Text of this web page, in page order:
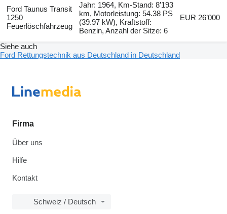
Ford Taunus Transit
1250
Feuerlöschfahrzeug
Jahr: 1964, Km-Stand: 8’193
km, Motorleistung: 54.38 PS
(39.97 kW), Kraftstoff:
Benzin, Anzahl der Sitze: 6
EUR 26’000
Siehe auch
Ford Rettungstechnik aus Deutschland in Deutschland
Firma
Über uns
Hilfe
Kontakt
Schweiz / Deutsch